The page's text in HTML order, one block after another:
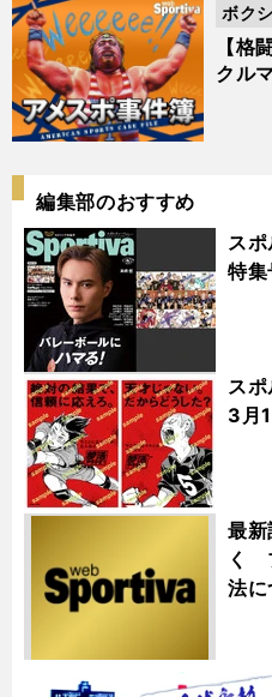
【格
クル
ボク
編集部のおすすめ
ス
特
ス
3月
最
く
法に